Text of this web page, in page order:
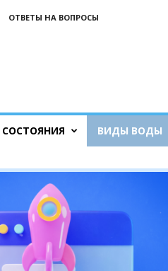
ОТВЕТЫ НА ВОПРОСЫ
СОСТОЯНИЯ ВИДЫ ВОДЫ